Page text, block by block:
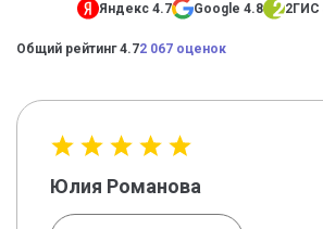
Яндекс 4.7 Google 4.8 2ГИС
Общий рейтинг 4.72 067 оценок
Юлия Романова